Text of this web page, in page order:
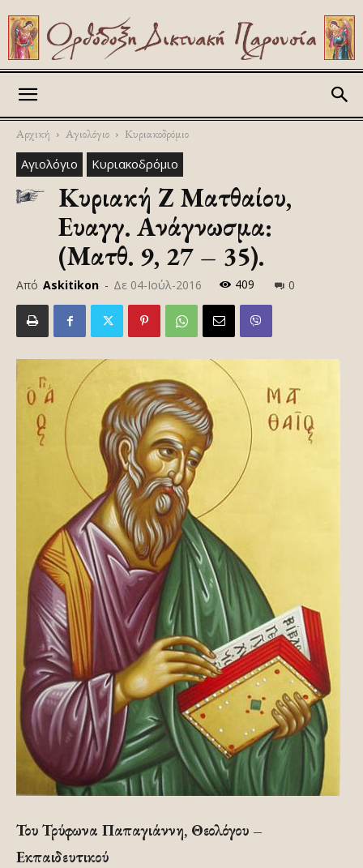
Αρχική Αγιολόγιο Κυριακοδρόμιο
Αγιολόγιο Κυριακοδρόμιο
Κυριακή Ζ Ματθαίου,
Ευαγγ. Ανάγνωσμα:
(Ματθ. 9, 27 – 35).
Από Askitikon - Δε 04-Ιούλ-2016 409 0
Του Τρύφωνα Παπαγιάννη, Θεολόγου –
Εκπαιδευτικού